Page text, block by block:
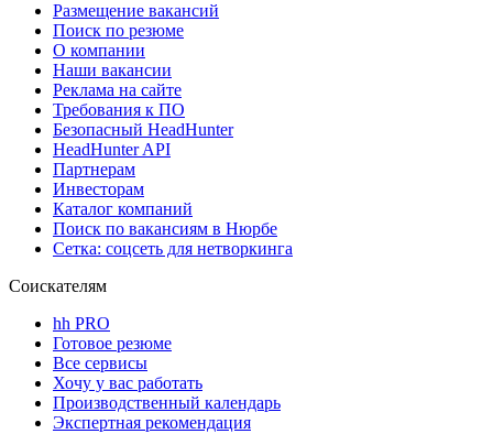
Размещение вакансий
Поиск по резюме
О компании
Наши вакансии
Реклама на сайте
Требования к ПО
Безопасный HeadHunter
HeadHunter API
Партнерам
Инвесторам
Каталог компаний
Поиск по вакансиям в Нюрбе
Сетка: соцсеть для нетворкинга
Соискателям
hh PRO
Готовое резюме
Все сервисы
Хочу у вас работать
Производственный календарь
Экспертная рекомендация